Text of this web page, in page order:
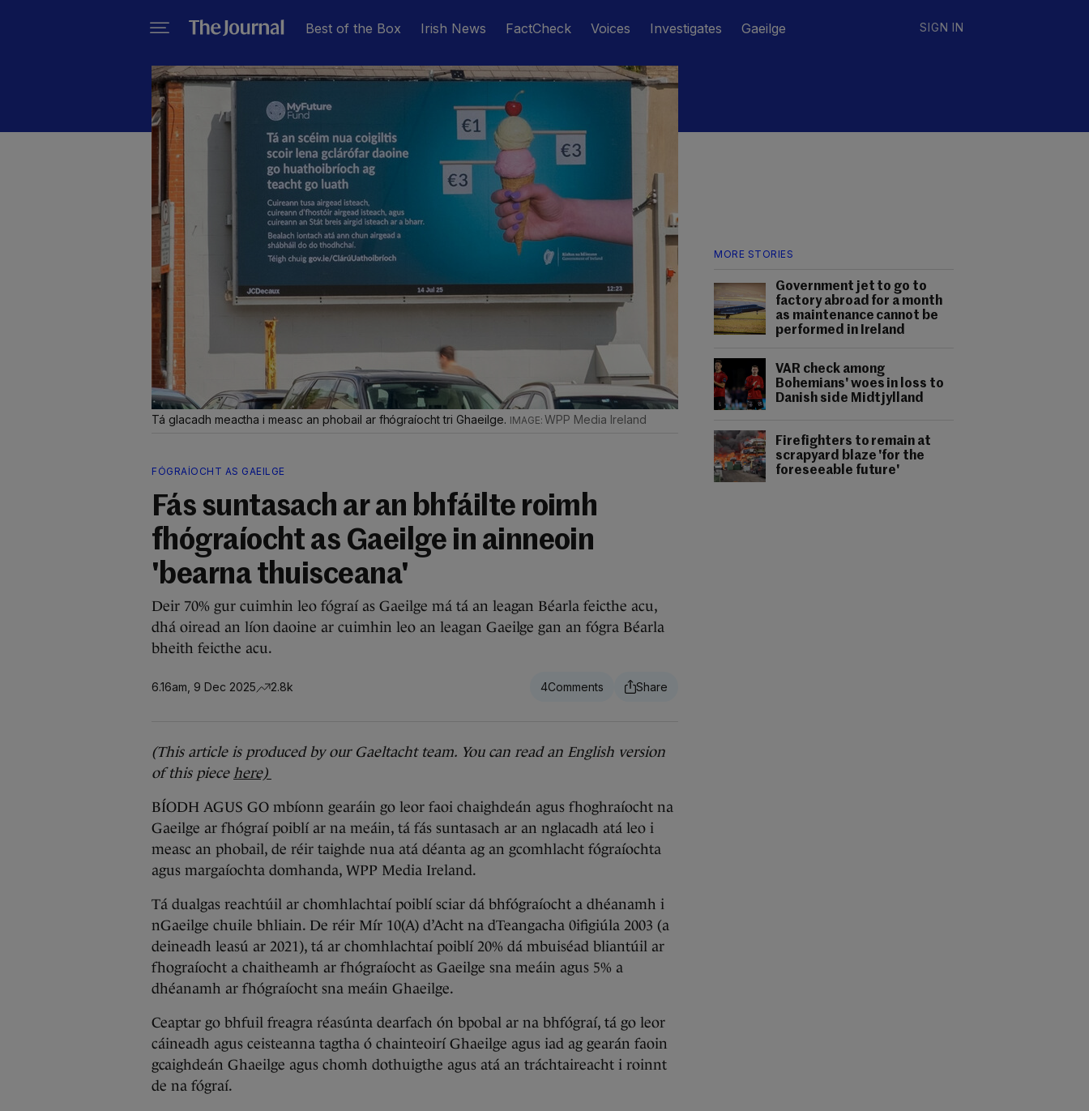
Best of the Box Irish News FactCheck Voices Investigates Gaeilge SIGN IN
MORE STORIES
Government jet to go to
factory abroad for a month
as maintenance cannot be
performed in Ireland
VAR check among
Bohemians' woes in loss to
Danish side Midtjylland
Firefighters to remain at
scrapyard blaze 'for the
foreseeable future'
Tá glacadh meactha i measc an phobail ar fhógraíocht tri Ghaeilge. WPP Media Ireland
FÓGRAÍOCHT AS GAEILGE
Fás suntasach ar an bhfáilte roimh
fhógraíocht as Gaeilge in ainneoin
'bearna thuisceana'
Deir 70% gur cuimhin leo fógraí as Gaeilge má tá an leagan Béarla feicthe acu,
dhá oiread an líon daoine ar cuimhin leo an leagan Gaeilge gan an fógra Béarla
bheith feicthe acu.
6.16am, 9 Dec 2025 2.8k 4
(This article is produced by our Gaeltacht team. You can read an English version
of this piece here)
BÍODH AGUS GO mbíonn gearáin go leor faoi chaighdeán agus fhoghraíocht na
Gaeilge ar fhógraí poiblí ar na meáin, tá fás suntasach ar an nglacadh atá leo i
measc an phobail, de réir taighde nua atá déanta ag an gcomhlacht fógraíochta
agus margaíochta domhanda, WPP Media Ireland.
Tá dualgas reachtúil ar chomhlachtaí poiblí sciar dá bhfógraíocht a dhéanamh i
nGaeilge chuile bhliain. De réir Mír 10(A) d’Acht na dTeangacha 0ifigiúla 2003 (a
deineadh leasú ar 2021), tá ar chomhlachtaí poiblí 20% dá mbuiséad bliantúil ar
fhograíocht a chaitheamh ar fhógraíocht as Gaeilge sna meáin agus 5% a
dhéanamh ar fhógraíocht sna meáin Ghaeilge.
Ceaptar go bhfuil freagra réasúnta dearfach ón bpobal ar na bhfógraí, tá go leor
cáineadh agus ceisteanna tagtha ó chainteoirí Ghaeilge agus iad ag gearán faoin
gcaighdeán Ghaeilge agus chomh dothuigthe agus atá an tráchtaireacht i roinnt
de na fógraí.